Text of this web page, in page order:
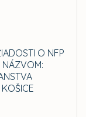
O NFP
NÁZVOM: